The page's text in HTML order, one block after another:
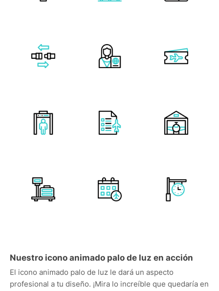
Nuestro icono animado palo de luz en acción
El icono animado palo de luz le dará un aspecto
profesional a tu diseño. ¡Mira lo increíble que quedaría en